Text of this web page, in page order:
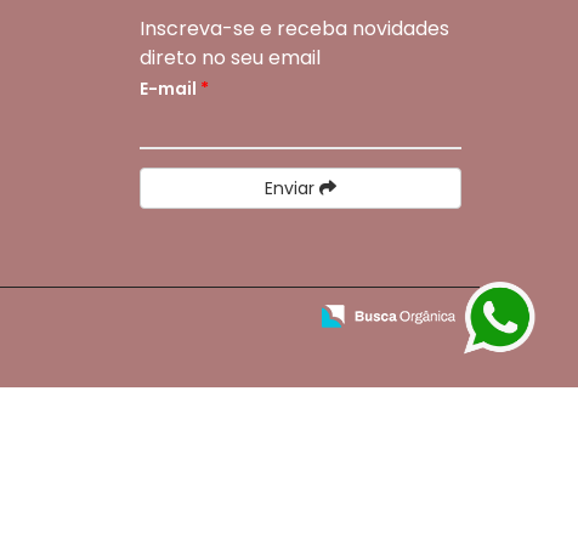
Inscreva-se e receba novidades
direto no seu email
E-mail *
Enviar